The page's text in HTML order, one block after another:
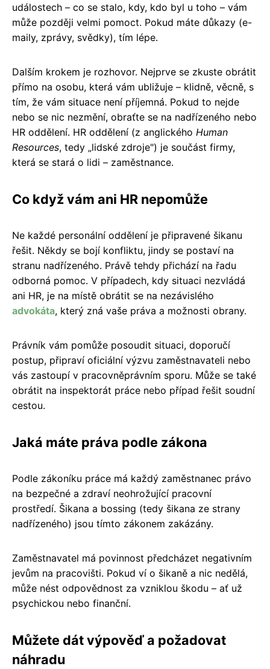
událostech – co se stalo, kdy, kdo byl u toho – vám
může později velmi pomoct. Pokud máte důkazy (e-
maily, zprávy, svědky), tím lépe.
Dalším krokem je rozhovor. Nejprve se zkuste obrátit
přímo na osobu, která vám ubližuje – klidně, věcně, s
tím, že vám situace není příjemná. Pokud to nejde
nebo se nic nezmění, obraťte se na nadřízeného nebo
HR oddělení. HR oddělení (z anglického Human
Resources, tedy „lidské zdroje") je součást firmy,
která se stará o lidi – zaměstnance.
Co když vám ani HR nepomůže
Ne každé personální oddělení je připravené šikanu
řešit. Někdy se bojí konfliktu, jindy se postaví na
stranu nadřízeného. Právě tehdy přichází na řadu
odborná pomoc. V případech, kdy situaci nezvládá
ani HR, je na místě obrátit se na nezávislého
advokáta, který zná vaše práva a možnosti obrany.
Právník vám pomůže posoudit situaci, doporučí
postup, připraví oficiální výzvu zaměstnavateli nebo
vás zastoupí v pracovněprávním sporu. Může se také
obrátit na inspektorát práce nebo případ řešit soudní
cestou.
Jaká máte práva podle zákona
Podle zákoníku práce má každý zaměstnanec právo
na bezpečné a zdraví neohrožující pracovní
prostředí. Šikana a bossing (tedy šikana ze strany
nadřízeného) jsou tímto zákonem zakázány.
Zaměstnavatel má povinnost předcházet negativním
jevům na pracovišti. Pokud ví o šikaně a nic nedělá,
může nést odpovědnost za vzniklou škodu – ať už
psychickou nebo finanční.
Můžete dát výpověď a požadovat
náhradu